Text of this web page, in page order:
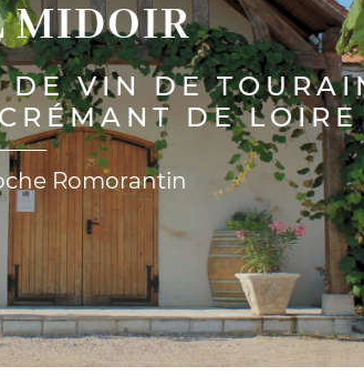
commerciales
à tout moment
*L'abus d'alcool